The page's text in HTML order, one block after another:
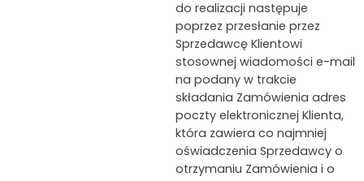
do realizacji następuje
poprzez przesłanie przez
Sprzedawcę Klientowi
stosownej wiadomości e-mail
na podany w trakcie
składania Zamówienia adres
poczty elektronicznej Klienta,
która zawiera co najmniej
oświadczenia Sprzedawcy o
otrzymaniu Zamówienia i o